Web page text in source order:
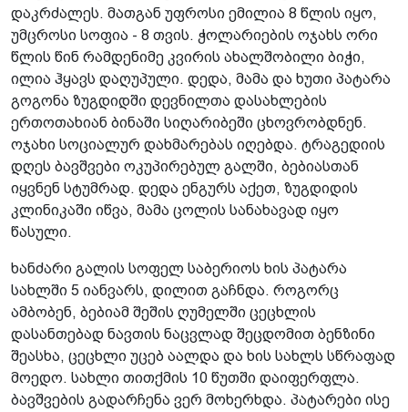
დაკრძალეს. მათგან უფროსი ემილია 8 წლის იყო,
უმცროსი სოფია - 8 თვის. ჭოლარიების ოჯახს ორი
წლის წინ რამდენიმე კვირის ახალშობილი ბიჭი,
ილია ჰყავს დაღუპული. დედა, მამა და ხუთი პატარა
გოგონა ზუგდიდში დევნილთა დასახლების
ერთოთახიან ბინაში სიღარიბეში ცხოვრობდნენ.
ოჯახი სოციალურ დახმარებას იღებდა. ტრაგედიის
დღეს ბავშვები ოკუპირებულ გალში, ბებიასთან
იყვნენ სტუმრად. დედა ენგურს აქეთ, ზუგდიდის
კლინიკაში იწვა, მამა ცოლის სანახავად იყო
წასული.
ხანძარი გალის სოფელ საბერიოს ხის პატარა
სახლში 5 იანვარს, დილით გაჩნდა. როგორც
ამბობენ, ბებიამ შეშის ღუმელში ცეცხლის
დასანთებად ნავთის ნაცვლად შეცდომით ბენზინი
შეასხა, ცეცხლი უცებ აალდა და ხის სახლს სწრაფად
მოედო. სახლი თითქმის 10 წუთში დაიფერფლა.
ბავშვების გადარჩენა ვერ მოხერხდა. პატარები ისე